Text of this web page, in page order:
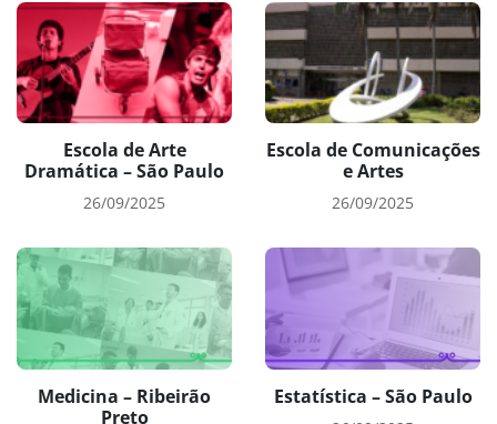
Escola de Arte
Dramática – São Paulo
26/09/2025
Escola de Comunicações
e Artes
26/09/2025
Medicina – Ribeirão
Preto
Estatística – São Paulo